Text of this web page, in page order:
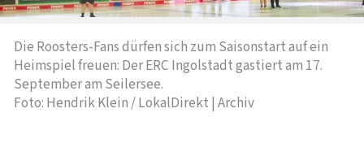
Die Roosters-Fans dürfen sich zum Saisonstart auf ein
Heimspiel freuen: Der ERC Ingolstadt gastiert am 17.
September am Seilersee.
Foto: Hendrik Klein / LokalDirekt | Archiv